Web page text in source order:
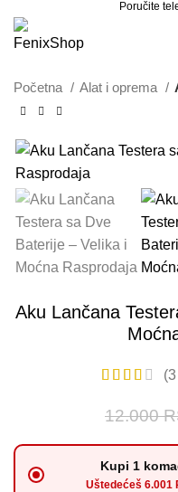
Poručite
Početna Alat i oprema
Aku Lančana
(3
12.000
Kupi 1
Uštedećeš 6.001